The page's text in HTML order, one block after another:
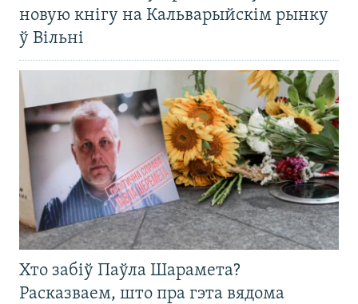
новую кнігу на Кальварыйскім рынку
ў Вільні
Хто забіў Паўла Шарамета?
Расказваем, што пра гэта вядома